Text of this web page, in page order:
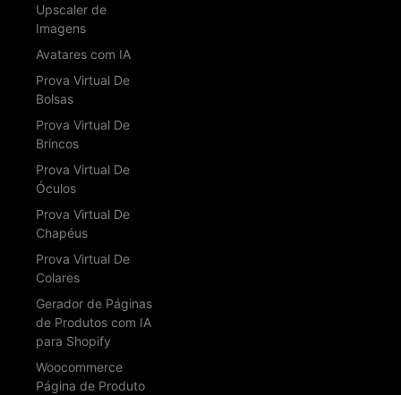
Upscaler de
Imagens
Avatares com IA
Prova Virtual De
Bolsas
Prova Virtual De
Brincos
Prova Virtual De
Óculos
Prova Virtual De
Chapéus
Prova Virtual De
Colares
Gerador de Páginas
de Produtos com IA
para Shopify
Woocommerce
Página de Produto